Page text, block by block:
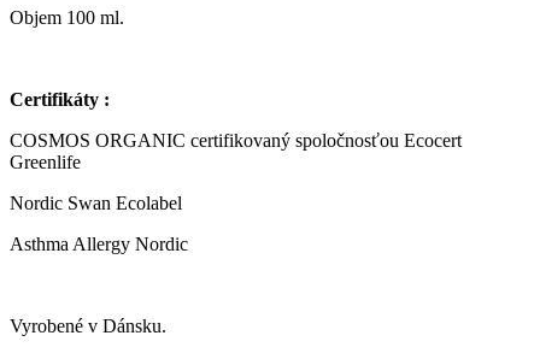
Objem 100 ml.
Certifikáty :
COSMOS ORGANIC certifikovaný spoločnosťou Ecocert
Greenlife
Nordic Swan Ecolabel
Asthma Allergy Nordic
Vyrobené v Dánsku.